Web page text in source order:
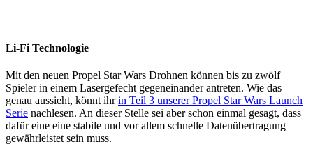
Li-Fi Technologie
Mit den neuen Propel Star Wars Drohnen können bis zu zwölf
Spieler in einem Lasergefecht gegeneinander antreten. Wie das
genau aussieht, könnt ihrin Teil 3 unserer Propel Star Wars Launch
Serie nachlesen. An dieser Stelle sei aber schon einmal gesagt, dass
dafür eine eine stabile und vor allem schnelle Datenübertragung
gewährleistet sein muss.